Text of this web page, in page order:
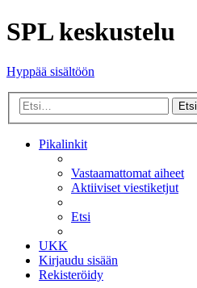
SPL keskustelu
Hyppää sisältöön
Etsi
Pikalinkit
Vastaamattomat aiheet
Aktiiviset viestiketjut
Etsi
UKK
Kirjaudu sisään
Rekisteröidy